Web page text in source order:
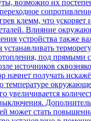
возможно их
клемм, что ускоряет
Влияние
устройства также
устанавливать
под прямыми
источников
начнет получать
температуре
увеличивается
может стать